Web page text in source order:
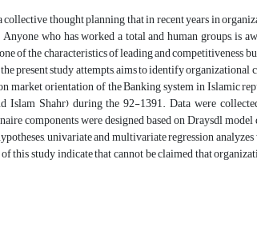
thought planning that in recent years in
who has worked a total and human groups, is
of the characteristics of leading and competitiveness
present study attempts, aims to identify
market orientation of the Banking system in Islamic
Islam Shahr) during the 92-1391. Data were
components were designed based on Draysdl
univariate and multivariate regression
this study indicate that cannot be claimed that